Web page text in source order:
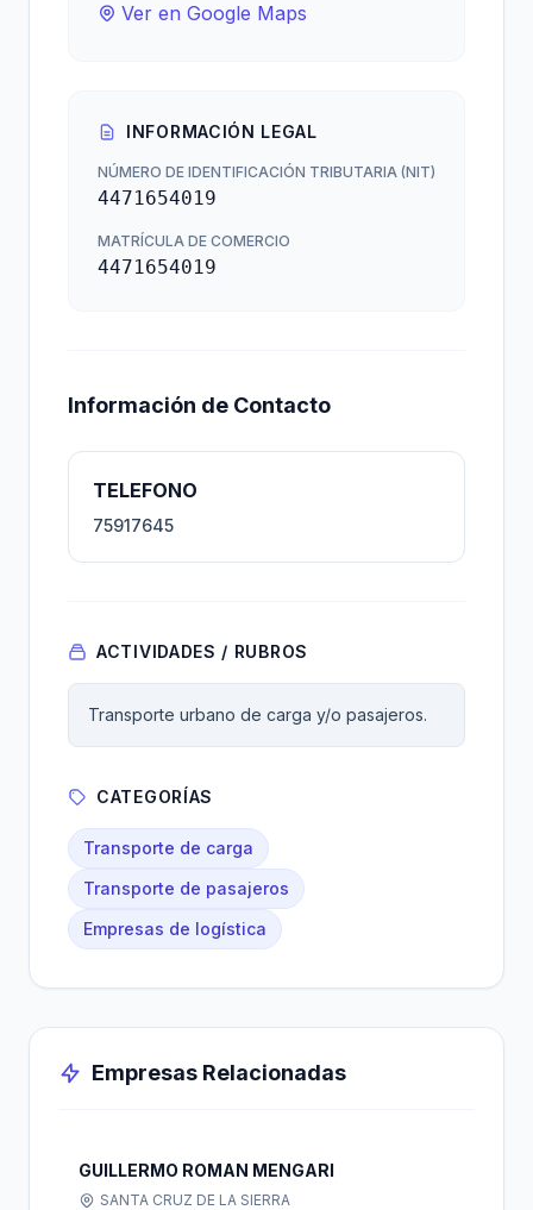
Ver en Google Maps
INFORMACIÓN LEGAL
NÚMERO DE IDENTIFICACIÓN TRIBUTARIA (NIT)
4471654019
MATRÍCULA DE COMERCIO
4471654019
Información de Contacto
TELEFONO
75917645
ACTIVIDADES / RUBROS
Transporte urbano de carga y/o pasajeros.
CATEGORÍAS
Transporte de carga
Transporte de pasajeros
Empresas de logística
Empresas Relacionadas
GUILLERMO ROMAN MENGARI
SANTA CRUZ DE LA SIERRA